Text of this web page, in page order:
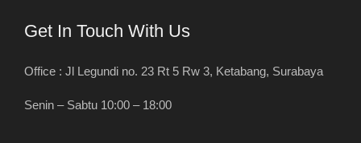
Get In Touch With Us
Office : Jl Legundi no. 23 Rt 5 Rw 3, Ketabang, Surabaya
Senin – Sabtu 10:00 – 18:00